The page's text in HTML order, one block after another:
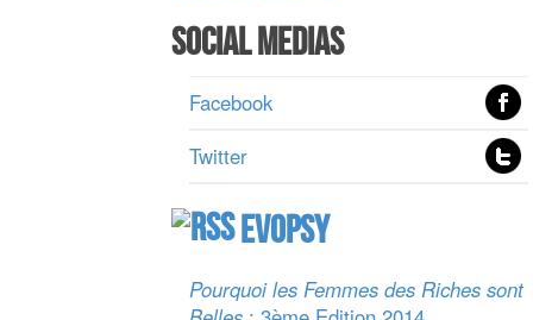
Social Medias
Facebook
Twitter
Evopsy
Pourquoi les Femmes des Riches sont